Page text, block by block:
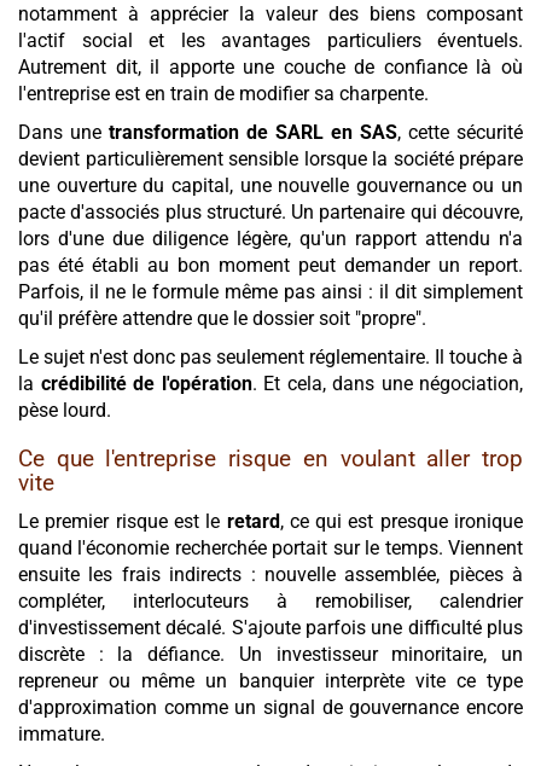
notamment à apprécier la valeur des biens composant
l'actif social et les avantages particuliers éventuels.
Autrement dit, il apporte une couche de confiance là où
l'entreprise est en train de modifier sa charpente.
Dans une transformation de SARL en SAS, cette sécurité
devient particulièrement sensible lorsque la société prépare
une ouverture du capital, une nouvelle gouvernance ou un
pacte d'associés plus structuré. Un partenaire qui découvre,
lors d'une due diligence légère, qu'un rapport attendu n'a
pas été établi au bon moment peut demander un report.
Parfois, il ne le formule même pas ainsi : il dit simplement
qu'il préfère attendre que le dossier soit "propre".
Le sujet n'est donc pas seulement réglementaire. Il touche à
la crédibilité de l'opération. Et cela, dans une négociation,
pèse lourd.
Ce que l'entreprise risque en voulant aller trop
vite
Le premier risque est le retard, ce qui est presque ironique
quand l'économie recherchée portait sur le temps. Viennent
ensuite les frais indirects : nouvelle assemblée, pièces à
compléter, interlocuteurs à remobiliser, calendrier
d'investissement décalé. S'ajoute parfois une difficulté plus
discrète : la défiance. Un investisseur minoritaire, un
repreneur ou même un banquier interprète vite ce type
d'approximation comme un signal de gouvernance encore
immature.